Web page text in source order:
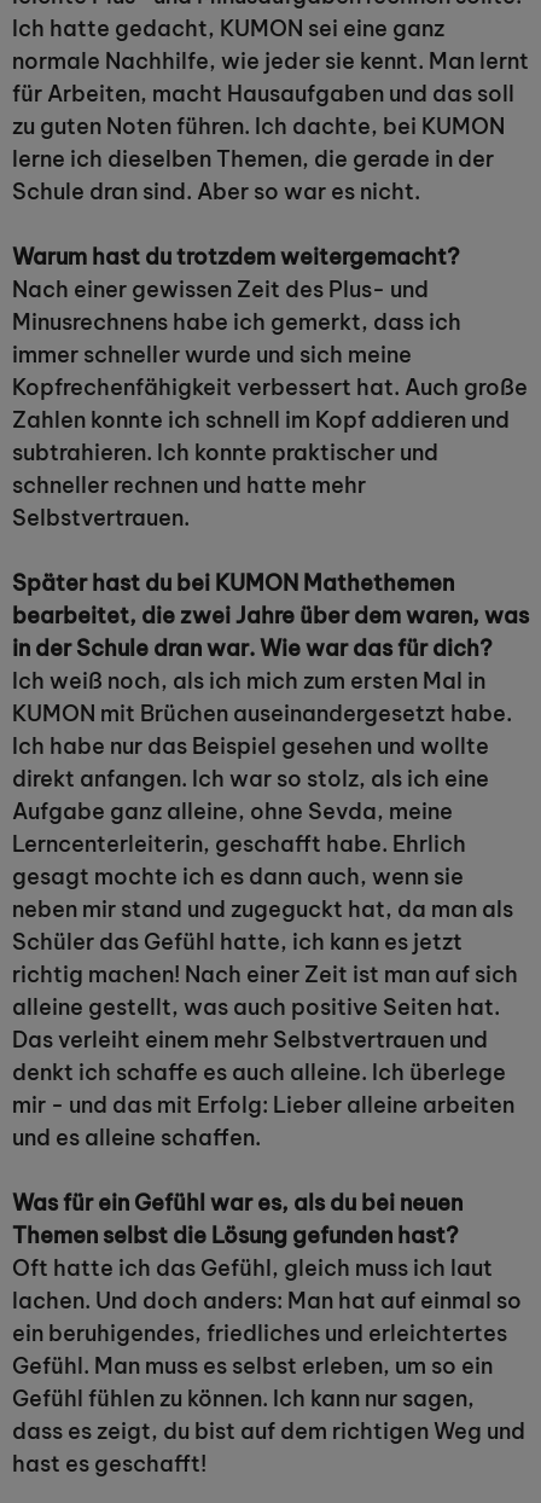
Ich hatte gedacht, KUMON sei eine ganz
normale Nachhilfe, wie jeder sie kennt. Man lernt
für Arbeiten, macht Hausaufgaben und das soll
zu guten Noten führen. Ich dachte, bei KUMON
lerne ich dieselben Themen, die gerade in der
Schule dran sind. Aber so war es nicht.
Warum hast du trotzdem weitergemacht?
Nach einer gewissen Zeit des Plus- und
Minusrechnens habe ich gemerkt, dass ich
immer schneller wurde und sich meine
Kopfrechenfähigkeit verbessert hat. Auch große
Zahlen konnte ich schnell im Kopf addieren und
subtrahieren. Ich konnte praktischer und
schneller rechnen und hatte mehr
Selbstvertrauen.
Später hast du bei KUMON Mathethemen
bearbeitet, die zwei Jahre über dem waren, was
in der Schule dran war. Wie war das für dich?
Ich weiß noch, als ich mich zum ersten Mal in
KUMON mit Brüchen auseinandergesetzt habe.
Ich habe nur das Beispiel gesehen und wollte
direkt anfangen. Ich war so stolz, als ich eine
Aufgabe ganz alleine, ohne Sevda, meine
Lerncenterleiterin, geschafft habe. Ehrlich
gesagt mochte ich es dann auch, wenn sie
neben mir stand und zugeguckt hat, da man als
Schüler das Gefühl hatte, ich kann es jetzt
richtig machen! Nach einer Zeit ist man auf sich
alleine gestellt, was auch positive Seiten hat.
Das verleiht einem mehr Selbstvertrauen und
denkt ich schaffe es auch alleine. Ich überlege
mir - und das mit Erfolg: Lieber alleine arbeiten
und es alleine schaffen.
Was für ein Gefühl war es, als du bei neuen
Themen selbst die Lösung gefunden hast?
Oft hatte ich das Gefühl, gleich muss ich laut
lachen. Und doch anders: Man hat auf einmal so
ein beruhigendes, friedliches und erleichtertes
Gefühl. Man muss es selbst erleben, um so ein
Gefühl fühlen zu können. Ich kann nur sagen,
dass es zeigt, du bist auf dem richtigen Weg und
hast es geschafft!